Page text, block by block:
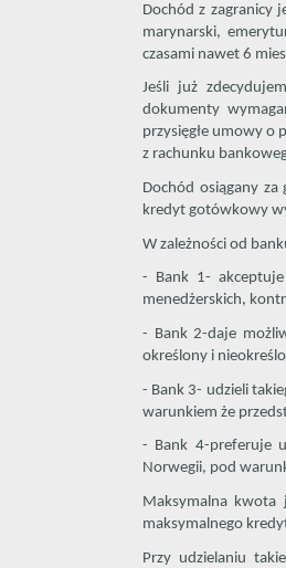
Dochód z zagranicy
marynarski,
czasami nawet 6
Jeśli już
dokumenty
przysięgłe umowy o
z rachunku
Dochód osiągany
kredyt gotówkowy
W zależności od
- Bank 1-
menedżerskich,
- Bank 2-daje
określony i
- Bank 3- udzieli
warunkiem że
- Bank 4-preferuje
Norwegii, pod
Maksymalna
maksymalnego
Przy udzielaniu